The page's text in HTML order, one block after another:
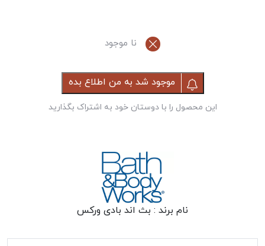
نا موجود
موجود شد به من اطلاع بده
این محصول را با دوستان خود به اشتراک بگذارید
نام برند : بث اند بادی ورکس